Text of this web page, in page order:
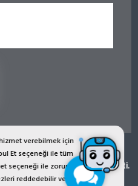
verebilmek için
Et seçeneği ile tüm
seçeneği ile zorunlu
reddedebilir veya Çerez
Teçhizatı San. Tic. Ltd. Şti.
bütün görsel, yazı, çizim,